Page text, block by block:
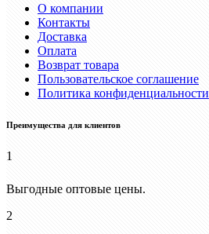
О компании
Контакты
Доставка
Оплата
Возврат товара
Пользовательское соглашение
Политика конфиденциальности
Преимущества для клиентов
1
Выгодные оптовые цены.
2